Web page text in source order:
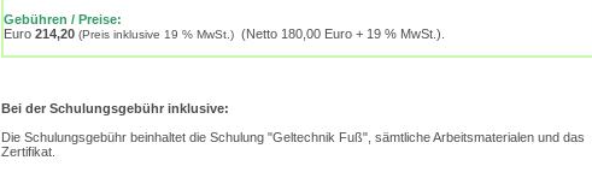
Gebühren / Preise:
Euro 214,20 (Preis inklusive 19 % MwSt.) (Netto 180,00 Euro + 19 % MwSt.).
Bei der Schulungsgebühr inklusive:
Die Schulungsgebühr beinhaltet die Schulung "Geltechnik Fuß", sämtliche Arbeitsmaterialen und das
Zertifikat.